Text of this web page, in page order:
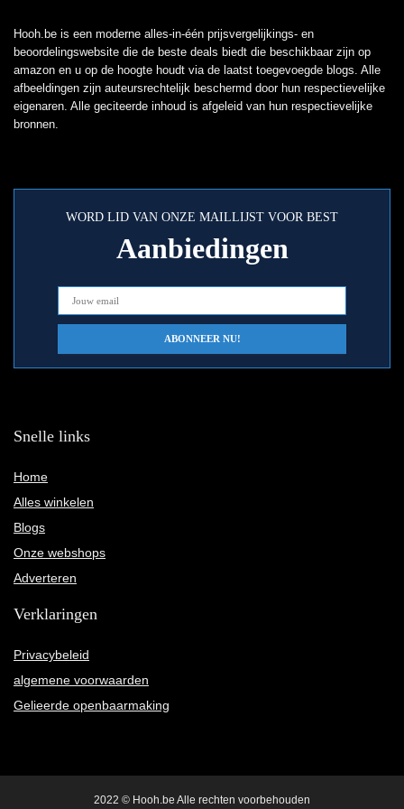
Hooh.be is een moderne alles-in-één prijsvergelijkings- en
beoordelingswebsite die de beste deals biedt die beschikbaar zijn op
amazon en u op de hoogte houdt via de laatst toegevoegde blogs. Alle
afbeeldingen zijn auteursrechtelijk beschermd door hun respectievelijke
eigenaren. Alle geciteerde inhoud is afgeleid van hun respectievelijke
bronnen.
WORD LID VAN ONZE MAILLIJST VOOR BEST
Aanbiedingen
Snelle links
Home
Alles winkelen
Blogs
Onze webshops
Adverteren
Verklaringen
Privacybeleid
algemene voorwaarden
Gelieerde openbaarmaking
2022 © Hooh.be Alle rechten voorbehouden